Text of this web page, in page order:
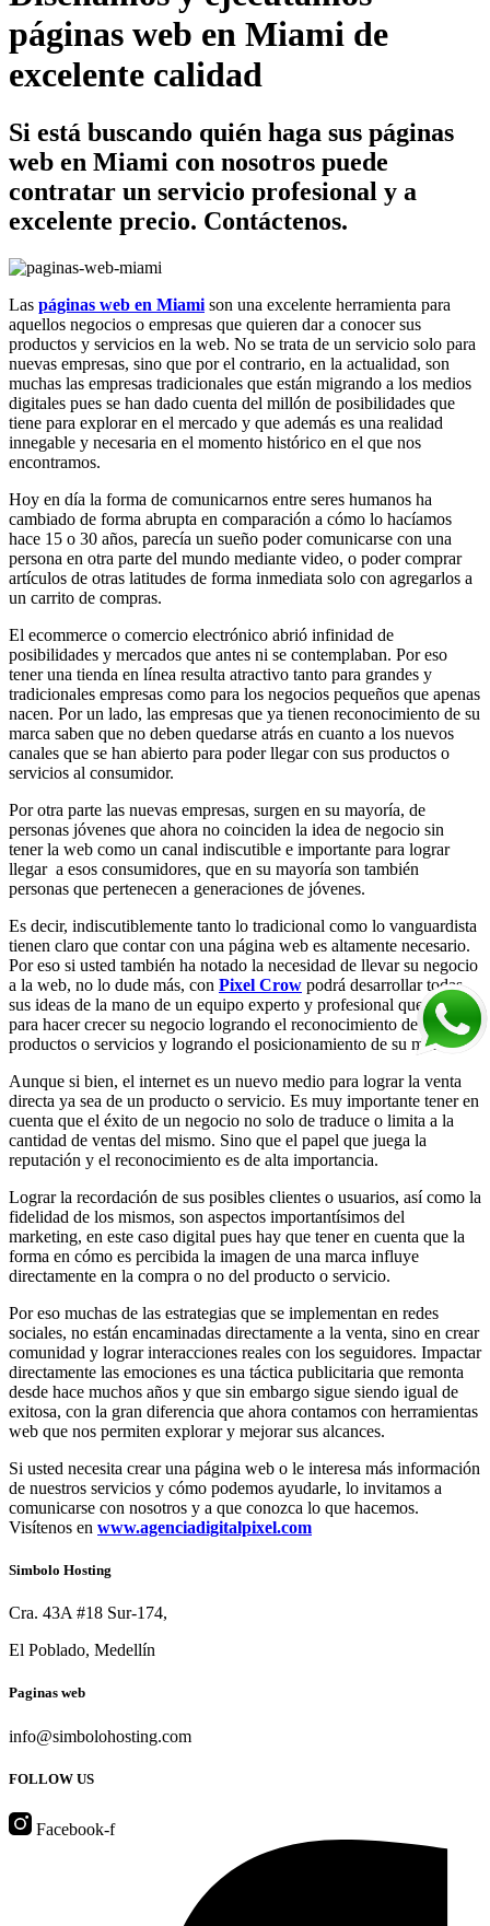
páginas web en Miami de
excelente calidad
Si está buscando quién haga sus páginas
web en Miami con nosotros puede
contratar un servicio profesional y a
excelente precio. Contáctenos.
Las páginas web en Miami son una excelente herramienta para
aquellos negocios o empresas que quieren dar a conocer sus
productos y servicios en la web. No se trata de un servicio solo para
nuevas empresas, sino que por el contrario, en la actualidad, son
muchas las empresas tradicionales que están migrando a los medios
digitales pues se han dado cuenta del millón de posibilidades que
tiene para explorar en el mercado y que además es una realidad
innegable y necesaria en el momento histórico en el que nos
encontramos.
Hoy en día la forma de comunicarnos entre seres humanos ha
cambiado de forma abrupta en comparación a cómo lo hacíamos
hace 15 o 30 años, parecía un sueño poder comunicarse con una
persona en otra parte del mundo mediante video, o poder comprar
artículos de otras latitudes de forma inmediata solo con agregarlos a
un carrito de compras.
El ecommerce o comercio electrónico abrió infinidad de
posibilidades y mercados que antes ni se contemplaban. Por eso
tener una tienda en línea resulta atractivo tanto para grandes y
tradicionales empresas como para los negocios pequeños que apenas
nacen. Por un lado, las empresas que ya tienen reconocimiento de su
marca saben que no deben quedarse atrás en cuanto a los nuevos
canales que se han abierto para poder llegar con sus productos o
servicios al consumidor.
Por otra parte las nuevas empresas, surgen en su mayoría, de
personas jóvenes que ahora no coinciden la idea de negocio sin
tener la web como un canal indiscutible e importante para lograr
llegar a esos consumidores, que en su mayoría son también
personas que pertenecen a generaciones de jóvenes.
Es decir, indiscutiblemente tanto lo tradicional como lo vanguardista
tienen claro que contar con una página web es altamente necesario.
Por eso si usted también ha notado la necesidad de llevar su negocio
a la web, no lo dude más, con Pixel Crow podrá desarrollar todas
sus ideas de la mano de un equipo experto y profesional que trabaja
para hacer crecer su negocio logrando el reconocimiento de sus
productos o servicios y logrando el posicionamiento de su marca.
Aunque si bien, el internet es un nuevo medio para lograr la venta
directa ya sea de un producto o servicio. Es muy importante tener en
cuenta que el éxito de un negocio no solo de traduce o limita a la
cantidad de ventas del mismo. Sino que el papel que juega la
reputación y el reconocimiento es de alta importancia.
Lograr la recordación de sus posibles clientes o usuarios, así como la
fidelidad de los mismos, son aspectos importantísimos del
marketing, en este caso digital pues hay que tener en cuenta que la
forma en cómo es percibida la imagen de una marca influye
directamente en la compra o no del producto o servicio.
Por eso muchas de las estrategias que se implementan en redes
sociales, no están encaminadas directamente a la venta, sino en crear
comunidad y lograr interacciones reales con los seguidores. Impactar
directamente las emociones es una táctica publicitaria que remonta
desde hace muchos años y que sin embargo sigue siendo igual de
exitosa, con la gran diferencia que ahora contamos con herramientas
web que nos permiten explorar y mejorar sus alcances.
Si usted necesita crear una página web o le interesa más información
de nuestros servicios y cómo podemos ayudarle, lo invitamos a
comunicarse con nosotros y a que conozca lo que hacemos.
Visítenos en www.agenciadigitalpixel.com
Simbolo Hosting
Cra. 43A #18 Sur-174,
El Poblado, Medellín
Paginas web
info@simbolohosting.com
FOLLOW US
Facebook-f